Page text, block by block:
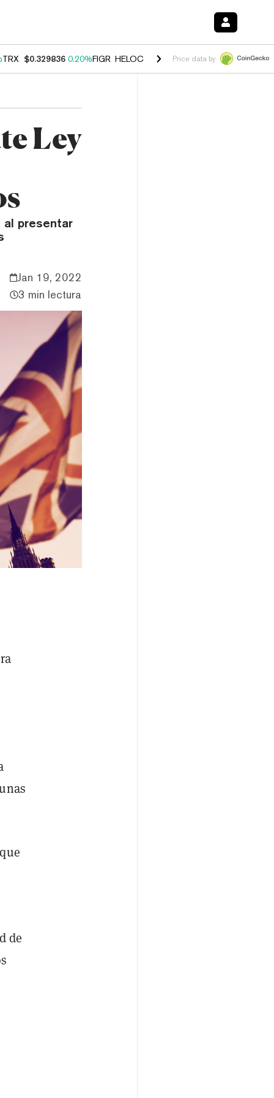
TRX $0.329836 0.20%FIGR_HELOC $1.001 -2.70%HYPE $54.50 -
Price data by
Ley
al presentar
Jan 19, 2022
3 min lectura
de